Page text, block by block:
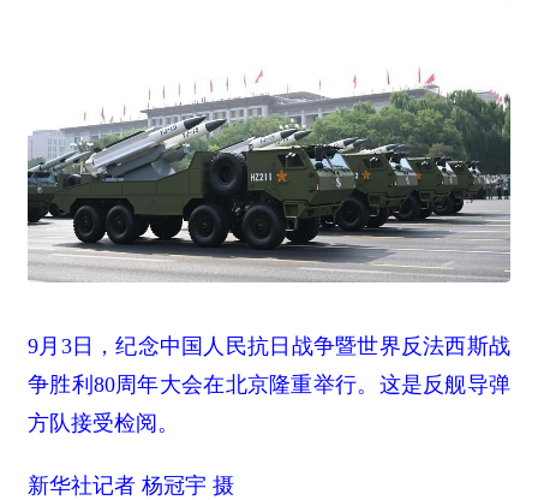
9月3日，纪念中国人民抗日战争暨世界反法西斯战
争胜利80周年大会在北京隆重举行。这是反舰导弹
方队接受检阅。
新华社记者 杨冠宇 摄